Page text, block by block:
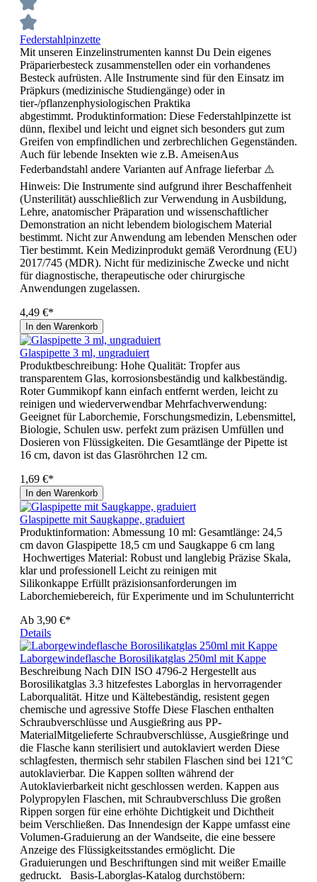
Federstahlpinzette
Mit unseren Einzelinstrumenten kannst Du Dein eigenes
Präparierbesteck zusammenstellen oder ein vorhandenes
Besteck aufrüsten. Alle Instrumente sind für den Einsatz im
Präpkurs (medizinische Studiengänge) oder in
tier-/pflanzenphysiologischen Praktika
abgestimmt. Produktinformation: Diese Federstahlpinzette ist
dünn, flexibel und leicht und eignet sich besonders gut zum
Greifen von empfindlichen und zerbrechlichen Gegenständen.
Auch für lebende Insekten wie z.B. AmeisenAus
Federbandstahl andere Varianten auf Anfrage lieferbar ⚠️
Hinweis: Die Instrumente sind aufgrund ihrer Beschaffenheit
(Unsterilität) ausschließlich zur Verwendung in Ausbildung,
Lehre, anatomischer Präparation und wissenschaftlicher
Demonstration an nicht lebendem biologischem Material
bestimmt. Nicht zur Anwendung am lebenden Menschen oder
Tier bestimmt. Kein Medizinprodukt gemäß Verordnung (EU)
2017/745 (MDR). Nicht für medizinische Zwecke und nicht
für diagnostische, therapeutische oder chirurgische
Anwendungen zugelassen.
4,49 €*
In den Warenkorb
Glaspipette 3 ml, ungraduiert
Produktbeschreibung: Hohe Qualität: Tropfer aus
transparentem Glas, korrosionsbeständig und kalkbeständig.
Roter Gummikopf kann einfach entfernt werden, leicht zu
reinigen und wiederverwendbar Mehrfachverwendung:
Geeignet für Laborchemie, Forschungsmedizin, Lebensmittel,
Biologie, Schulen usw. perfekt zum präzisen Umfüllen und
Dosieren von Flüssigkeiten. Die Gesamtlänge der Pipette ist
16 cm, davon ist das Glasröhrchen 12 cm.
1,69 €*
In den Warenkorb
Glaspipette mit Saugkappe, graduiert
Produktinformation: Abmessung 10 ml: Gesamtlänge: 24,5
cm davon Glaspipette 18,5 cm und Saugkappe 6 cm lang
Hochwertiges Material: Robust und langlebig Präzise Skala,
klar und professionell Leicht zu reinigen mit
Silikonkappe Erfüllt präzisionsanforderungen im
Laborchemiebereich, für Experimente und im Schulunterricht
Ab 3,90 €*
Details
Laborgewindeflasche Borosilikatglas 250ml mit Kappe
Beschreibung Nach DIN ISO 4796-2 Hergestellt aus
Borosilikatglas 3.3 hitzefestes Laborglas in hervorragender
Laborqualität. Hitze und Kältebeständig, resistent gegen
chemische und agressive Stoffe Diese Flaschen enthalten
Schraubverschlüsse und Ausgießring aus PP-
MaterialMitgelieferte Schraubverschlüsse, Ausgießringe und
die Flasche kann sterilisiert und autoklaviert werden Diese
schlagfesten, thermisch sehr stabilen Flaschen sind bei 121°C
autoklavierbar. Die Kappen sollten während der
Autoklavierbarkeit nicht geschlossen werden. Kappen aus
Polypropylen Flaschen, mit Schraubverschluss Die großen
Rippen sorgen für eine erhöhte Dichtigkeit und Dichtheit
beim Verschließen. Das Innendesign der Kappe umfasst eine
Volumen-Graduierung an der Wandseite, die eine bessere
Anzeige des Flüssigkeitsstandes ermöglicht. Die
Graduierungen und Beschriftungen sind mit weißer Emaille
gedruckt. Basis-Laborglas-Katalog durchstöbern: